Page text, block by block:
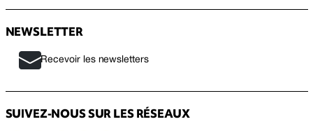
NEWSLETTER
Recevoir les newsletters
SUIVEZ-NOUS SUR LES RÉSEAUX